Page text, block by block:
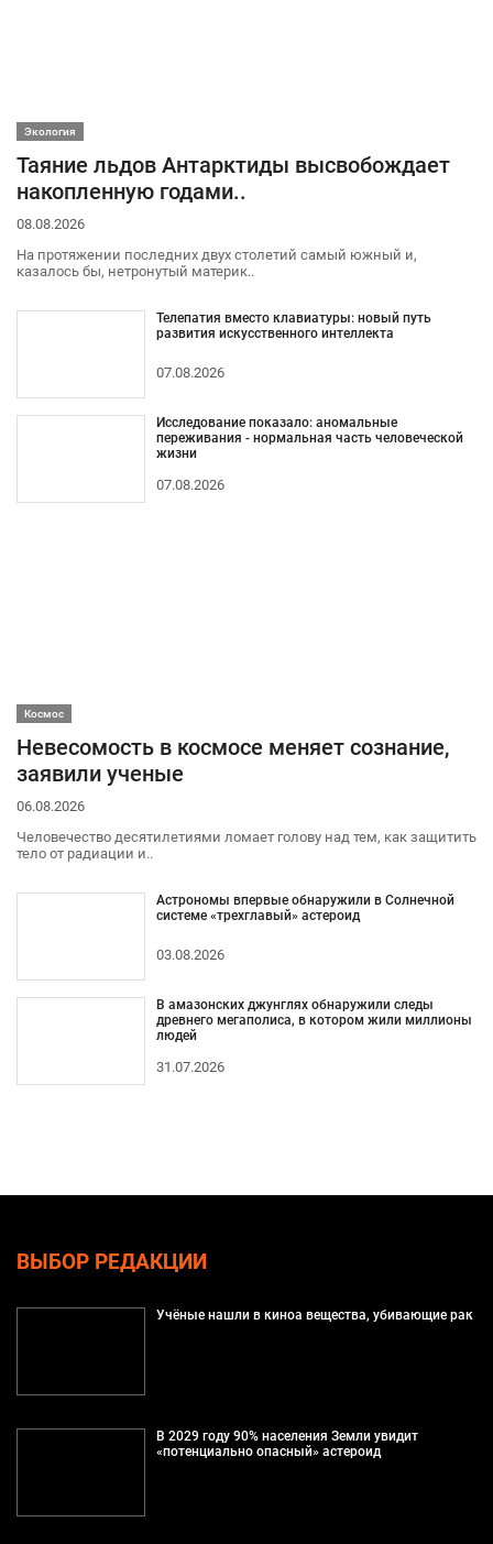
Экология
Таяние льдов Антарктиды высвобождает
накопленную годами..
08.08.2026
На протяжении последних двух столетий самый южный и,
казалось бы, нетронутый материк..
Телепатия вместо клавиатуры: новый путь
развития искусственного интеллекта
07.08.2026
Исследование показало: аномальные
переживания - нормальная часть человеческой
жизни
07.08.2026
Космос
Невесомость в космосе меняет сознание,
заявили ученые
06.08.2026
Человечество десятилетиями ломает голову над тем, как защитить
тело от радиации и..
Астрономы впервые обнаружили в Солнечной
системе «трехглавый» астероид
03.08.2026
В амазонских джунглях обнаружили следы
древнего мегаполиса, в котором жили миллионы
людей
31.07.2026
ВЫБОР РЕДАКЦИИ
Учёные нашли в киноа вещества, убивающие рак
В 2029 году 90% населения Земли увидит
«потенциально опасный» астероид